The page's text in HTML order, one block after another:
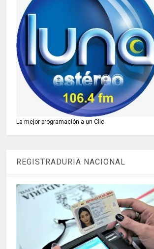
La mejor programación a un Clic
REGISTRADURIA NACIONAL